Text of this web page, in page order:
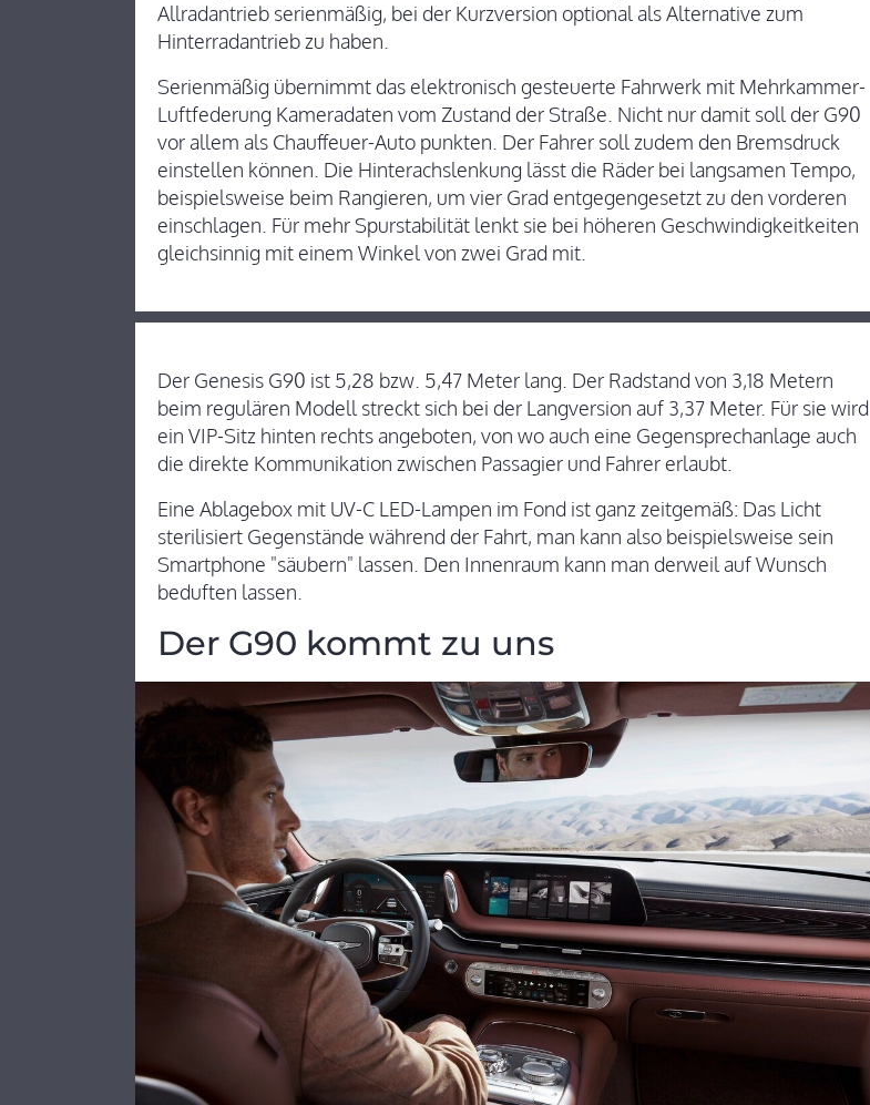
Allradantrieb serienmäßig, bei der Kurzversion optional als Alternative zum
Hinterradantrieb zu haben.
Serienmäßig übernimmt das elektronisch gesteuerte Fahrwerk mit Mehrkammer-
Luftfederung Kameradaten vom Zustand der Straße. Nicht nur damit soll der G90
vor allem als Chauffeuer-Auto punkten. Der Fahrer soll zudem den Bremsdruck
einstellen können. Die Hinterachslenkung lässt die Räder bei langsamen Tempo,
beispielsweise beim Rangieren, um vier Grad entgegengesetzt zu den vorderen
einschlagen. Für mehr Spurstabilität lenkt sie bei höheren Geschwindigkeitkeiten
gleichsinnig mit einem Winkel von zwei Grad mit.
Der Genesis G90 ist 5,28 bzw. 5,47 Meter lang. Der Radstand von 3,18 Metern
beim regulären Modell streckt sich bei der Langversion auf 3,37 Meter. Für sie wird
ein VIP-Sitz hinten rechts angeboten, von wo auch eine Gegensprechanlage auch
die direkte Kommunikation zwischen Passagier und Fahrer erlaubt.
Eine Ablagebox mit UV-C LED-Lampen im Fond ist ganz zeitgemäß: Das Licht
sterilisiert Gegenstände während der Fahrt, man kann also beispielsweise sein
Smartphone "säubern" lassen. Den Innenraum kann man derweil auf Wunsch
beduften lassen.
Der G90 kommt zu uns